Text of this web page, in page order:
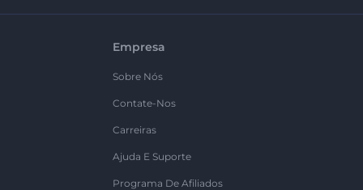
Empresa
Sobre Nós
Contate-Nos
Carreiras
Ajuda E Suporte
Programa De Afiliados